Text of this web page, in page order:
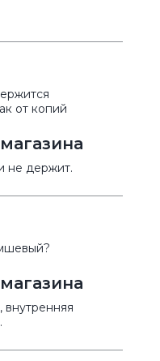
от копий
не держит.